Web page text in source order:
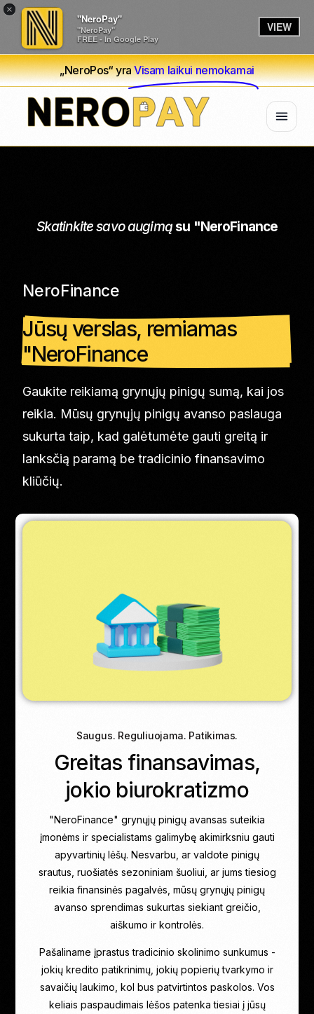
×
"NeroPay"
"NeroPay"
FREE - In Google Play
VIEW
„NeroPos“ yraVisam laikui nemokamai
Skatinkite savo augimąsu "NeroFinance
NeroFinance
Jūsų verslas, remiamas
"NeroFinance
Gaukite reikiamą grynųjų pinigų sumą, kai jos
reikia. Mūsų grynųjų pinigų avanso paslauga
sukurta taip, kad galėtumėte gauti greitą ir
lanksčią paramą be tradicinio finansavimo
kliūčių.
Saugus. Reguliuojama. Patikimas.
Greitas finansavimas,
jokio biurokratizmo
"NeroFinance" grynųjų pinigų avansas suteikia
įmonėms ir specialistams galimybę akimirksniu gauti
apyvartinių lėšų. Nesvarbu, ar valdote pinigų
srautus, ruošiatės sezoniniam šuoliui, ar jums tiesiog
reikia finansinės pagalvės, mūsų grynųjų pinigų
avanso sprendimas sukurtas siekiant greičio,
aiškumo ir kontrolės.
Pašaliname įprastus tradicinio skolinimo sunkumus -
jokių kredito patikrinimų, jokių popierių tvarkymo ir
savaičių laukimo, kol bus patvirtintos paskolos. Vos
keliais paspaudimais lėšos patenka tiesiai į jūsų